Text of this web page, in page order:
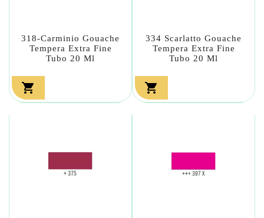
318-Carminio Gouache
Tempera Extra Fine
Tubo 20 Ml

334 Scarlatto Gouache
Tempera Extra Fine
Tubo 20 Ml
